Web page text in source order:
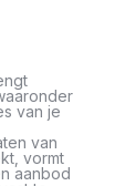
van je
van
vormt
aanbod